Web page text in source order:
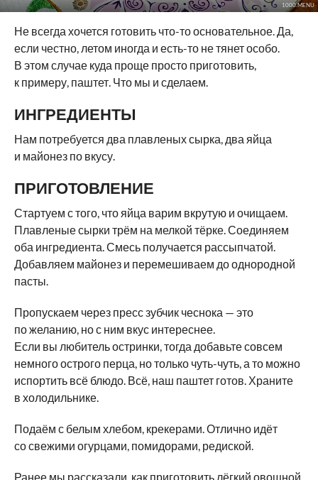
1000.MENU
Не всегда хочется готовить что-то основательное. Да,
если честно, летом иногда и есть-то не тянет особо.
В этом случае куда проще просто приготовить,
к примеру, паштет. Что мы и сделаем.
ИНГРЕДИЕНТЫ
Нам потребуется два плавленых сырка, два яйца
и майонез по вкусу.
ПРИГОТОВЛЕНИЕ
Стартуем с того, что яйца варим вкрутую и очищаем.
Плавленые сырки трём на мелкой тёрке. Соединяем
оба ингредиента. Смесь получается рассыпчатой.
Добавляем майонез и перемешиваем до однородной
пасты.
Пропускаем через пресс зубчик чеснока — это
по желанию, но с ним вкус интереснее.
Если вы любитель остринки, тогда добавьте совсем
немного острого перца, но только чуть-чуть, а то можно
испортить всё блюдо. Всё, наш паштет готов. Храните
в холодильнике.
Подаём с белым хлебом, крекерами. Отлично идёт
со свежими огурцами, помидорами, редиской.
Ранее мы рассказали , как приготовить лёгкий овощной